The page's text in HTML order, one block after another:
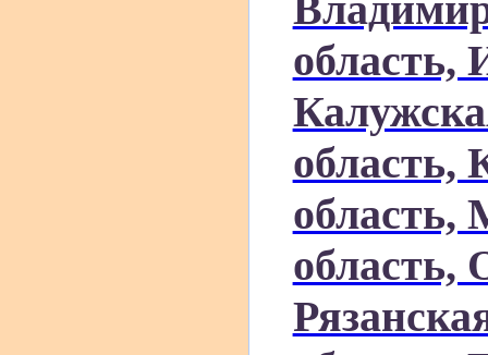
область,
область,
область,
область,